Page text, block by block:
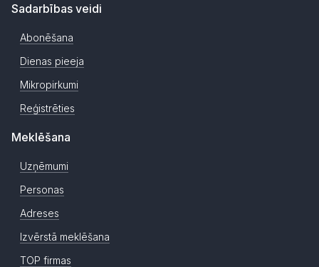
Sadarbības veidi
Abonēšana
Dienas pieeja
Mikropirkumi
Reģistrēties
Meklēšana
Uzņēmumi
Personas
Adreses
Izvērstā meklēšana
TOP firmas